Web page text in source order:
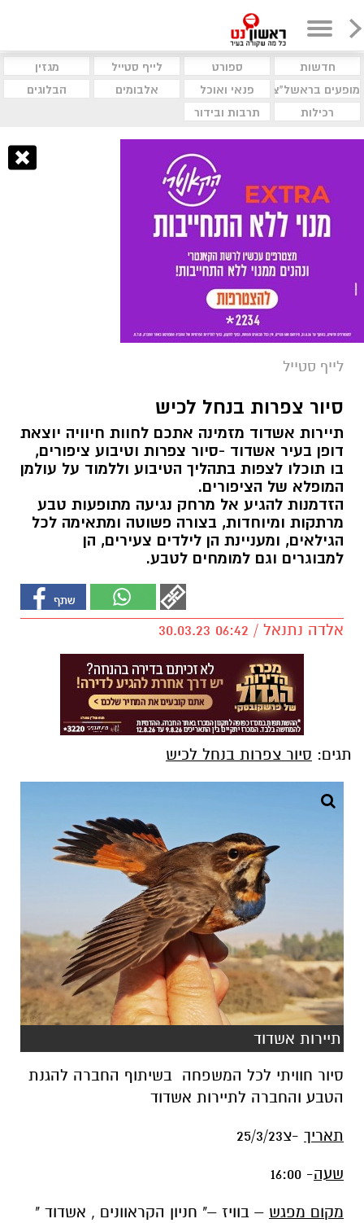
חדשות ספורט לייף סטייל
מגזין
מופעים בראשל"צ
פנאי ואוכל אלבומים
הבלוגים
רכילות
תרבות ובידור
לייף סטייל
סיור צפרות בנחל לכיש
תיירות אשדוד מזמינה אתכם לחוות חיוויה יוצאת
דופן בעיר אשדוד -סיור צפרות וטיבוע ציפורים,
בו תוכלו לצפות בתהליך הטיבוע וללמוד על עולמן
המופלא של הציפורים.
הזדמנות להגיע אל מרחק נגיעה מתופעות טבע
מרתקות ומיוחדות, בצורה פשוטה ומתאימה לכל
הגילאים, ומעניינת הן לילדים צעירים, הן
למבוגרים וגם למומחים לטבע.
אלדה נתנאל / 06:42 30.03.23
תגים: סיור צפרות בנחל לכיש
תיירות אשדוד
סיור חוויתי לכל המשפחה בשיתוף החברה להגנת
הטבע והחברה לתיירות אשדוד
תאריך -צ25/3/23
שעה- 16:00
מקום מפגש – בוויז –" חניון הקראוונים , אשדוד "